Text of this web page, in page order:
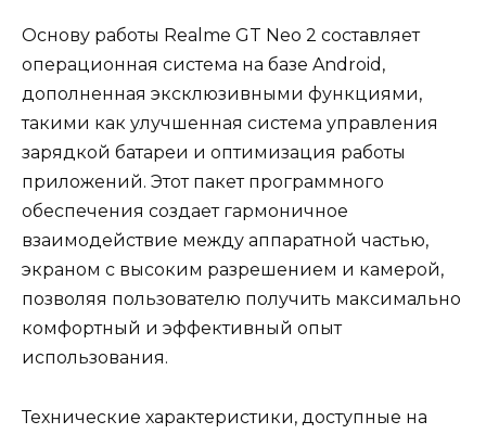
Основу работы Realme GT Neo 2 составляет
операционная система на базе Android,
дополненная эксклюзивными функциями,
такими как улучшенная система управления
зарядкой батареи и оптимизация работы
приложений. Этот пакет программного
обеспечения создает гармоничное
взаимодействие между аппаратной частью,
экраном с высоким разрешением и камерой,
позволяя пользователю получить максимально
комфортный и эффективный опыт
использования.
Технические характеристики, доступные на